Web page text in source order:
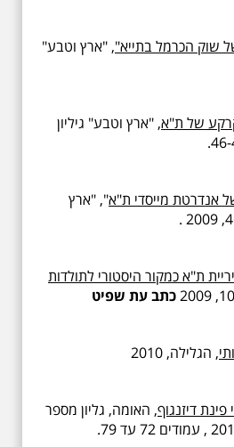
שוק הכרמל בתייא", "ארץ וטבע"
של ת"א, "ארץ וטבע" גיליון
אנדרטת מייסדי ת"א", "ארץ
ת"א כמקור היסטורי לתולדות
כתב עת שפיט
, הגלילה, 2010
פינת דיזנגוף, האומה, גליון מספר